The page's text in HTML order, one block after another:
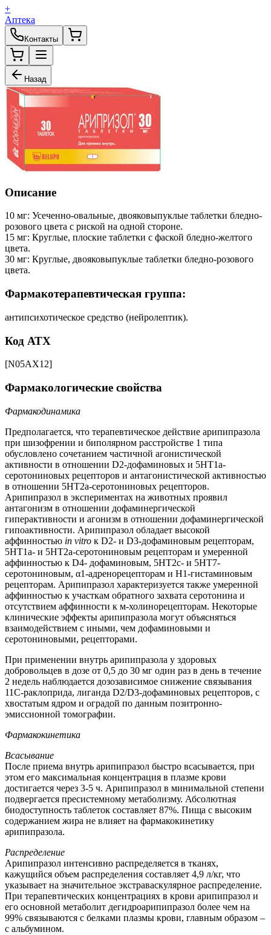
+
Аптека
Контакты
Назад
Описание
10 мг: Усеченно-овальные, двояковыпуклые таблетки бледно-
розового цвета с риской на одной стороне.
15 мг: Круглые, плоские таблетки с фаской бледно-желтого
цвета.
30 мг: Круглые, двояковыпуклые таблетки бледно-розового
цвета.
Фармакотерапевтическая группа:
антипсихотическое средство (нейролептик).
Код АТХ
[N05AХ12]
Фармакологические свойства
Фармакодинамика
Предполагается, что терапевтическое действие арипипразола
при шизофрении и биполярном расстройстве 1 типа
обусловлено сочетанием частичной агонистической
активности в отношении D2-дофаминовых и 5HT1а-
серотониновых рецепторов и антагонистической активностью
в отношении 5HT2а-серотониновых рецепторов.
Арипипразол в экспериментах на животных проявил
антагонизм в отношении дофаминергической
гиперактивности и агонизм в отношении дофаминергической
гипоактивности. Арипипразол обладает высокой
аффинностью in vitro к D2- и D3-дофаминовым рецепторам,
5HT1a- и 5HT2a-серотониновым рецепторам и умеренной
аффинностью к D4- дофаминовым, 5HT2c- и 5HT7-
серотониновым, α1-адренорецепторам и H1-гистаминовым
рецепторам. Арипипразол характеризуется также умеренной
аффинностью к участкам обратного захвата серотонина и
отсутствием аффинности к м-холинорецепторам. Некоторые
клинические эффекты арипипразола могут объясняться
взаимодействием с иными, чем дофаминовыми и
серотониновыми, рецепторами.
При применении внутрь арипипразола у здоровых
добровольцев в дозе от 0,5 до 30 мг один раз в день в течение
2 недель наблюдается дозозависимое снижение связывания
11С-раклоприда, лиганда D2/D3-дофаминовых рецепторов, с
хвостатым ядром и оградой по данным позитронно-
эмиссионной томографии.
Фармакокинетика
Всасывание
После приема внутрь арипипразол быстро всасывается, при
этом его максимальная концентрация в плазме крови
достигается через 3-5 ч. Арипипразол в минимальной степени
подвергается пресистемному метаболизму. Абсолютная
биодоступность таблеток составляет 87%. Пища с высоким
содержанием жира не влияет на фармакокинетику
арипипразола.
Распределение
Арипипразол интенсивно распределяется в тканях,
кажущийся объем распределения составляет 4,9 л/кг, что
указывает на значительное экстраваскулярное распределение.
При терапевтических концентрациях в крови арипипразол и
его основной метаболит дегидроарипипразол более чем на
99% связываются с белками плазмы крови, главным образом –
с альбумином.